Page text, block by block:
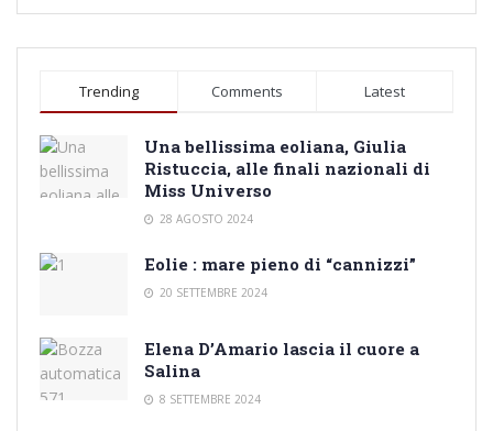
Trending Comments Latest
Una bellissima eoliana, Giulia
Ristuccia, alle finali nazionali di
Miss Universo
28 AGOSTO 2024
Eolie : mare pieno di “cannizzi”
20 SETTEMBRE 2024
Elena D’Amario lascia il cuore a
Salina
8 SETTEMBRE 2024